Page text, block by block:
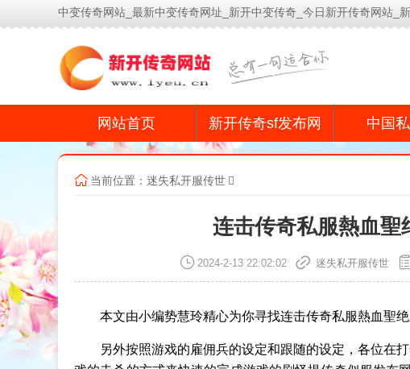
中变传奇网站_最新中变传奇网址_新开中变传奇_今日新开传奇网站_
网站首页 新开传奇sf发布网 中国
当前位置： 迷失私开服传世
连击传奇私服熱血聖
2024-2-13 22:02:02 迷失私开服传世
本文由小编势慧玲精心为你寻找连击传奇私服熱血聖
另外按照游戏的雇佣兵的设定和跟随的设定，各位在